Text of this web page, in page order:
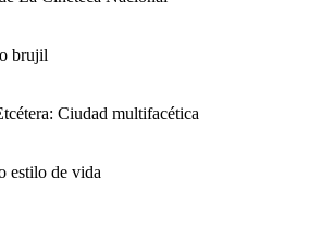
brujil
Ciudad multifacética
estilo de vida